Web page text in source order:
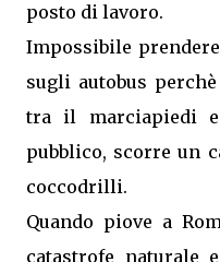
posto di lavoro.
Impossibile
sugli autobus
tra il marciapiedi
pubblico, scorre un
coccodrilli.
Quando piove a
catastrofe naturale